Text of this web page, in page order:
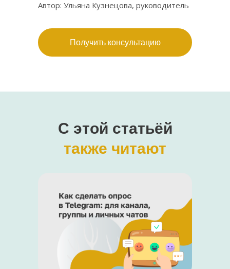
Автор: Ульяна Кузнецова, руководитель
Получить консультацию
С этой статьёй
также читают